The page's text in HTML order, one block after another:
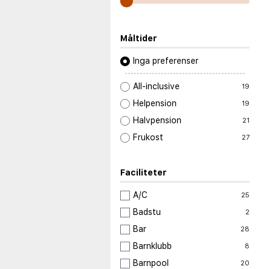
Måltider
Inga preferenser
All-inclusive 19
Helpension 19
Halvpension 21
Frukost 27
Faciliteter
A/C 25
Badstu 2
Bar 28
Barnklubb 8
Barnpool 20